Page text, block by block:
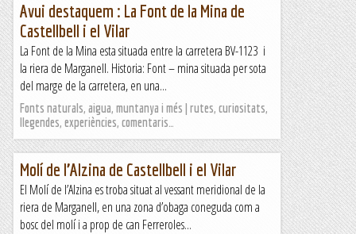
Avui destaquem : La Font de la Mina de
Castellbell i el Vilar
La Font de la Mina esta situada entre la carretera BV-1123 i
la riera de Marganell. Historia: Font – mina situada per sota
del marge de la carretera, en una...
Fonts naturals, aigua, muntanya i més | rutes, curiositats,
llegendes, experiències, comentaris…
Molí de l’Alzina de Castellbell i el Vilar
El Molí de l’Alzina es troba situat al vessant meridional de la
riera de Marganell, en una zona d’obaga coneguda com a
bosc del molí i a prop de can Ferreroles...